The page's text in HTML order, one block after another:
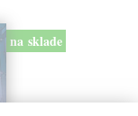
na sklade